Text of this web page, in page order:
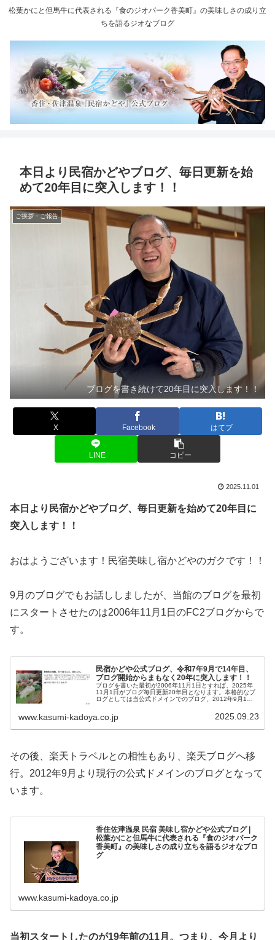
松葉かにと但馬牛に代表される『食のジオパーク香美町』の美味しさの成り立
ちを語るジオなブログ
本日より民宿かどやブログ、毎日更新を始
めて20年目に突入します！！
ご挨拶・ご報告
ブログを書き続けて20年目に突入します！！
X Facebook はてブ
LINE コピー
2025.11.01
本日より民宿かどやブログ、毎日更新を始めて20年目に
突入します！！
おはようございます！民宿美味し宿かどやのガクです！！
9月のブログでもお話ししましたが、当館のブログを最初
にスタートさせたのは2006年11月1日のFC2ブログからで
す。
民宿かどや公式ブログ、令和7年9月で14年目、
ブログ開始からまもなく20年に突入します！！
ブログを書いた最初が2006年11月1日とすれば、2025年
11月1日がブログ毎日更新20年目となります。本格的なブ
ログとしては当公式ドメインでのブログ、2012年9月1日
えば民宿かどや」となって間も無く20年目の節目を迎えよ
うとしています。
www.kasumi-kadoya.co.jp 2025.09.23
その後、楽天トラベルとの相性もあり、楽天ブログへ移
行。2012年9月より現行の公式ドメインのブログとなって
います。
香住佐津温泉 民宿 美味し宿かどや公式ブログ |
松葉かにと但馬牛に代表される『食のジオパーク
香美町』の美味しさの成り立ちを語るジオなブロ
グ
www.kasumi-kadoya.co.jp
当初スタートしたのが19年前の11月。つまり、今月より